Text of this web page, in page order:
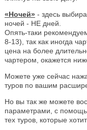
«Ночей» - здесь
ночей - НЕ дней.
Опять-таки
8-13), так как иногда
цена на более
чартером, окажется
Можете уже сейчас
туров по вашим
Но вы так же можете
параметрами, с
тех туров, которые